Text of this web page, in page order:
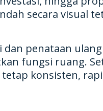
secara visual
dan penataan
fungsi ruang.
konsisten,